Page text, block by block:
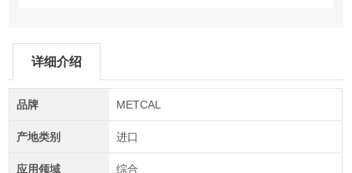
详细介绍
品牌 METCAL
产地类别 进口
应用领域 综合